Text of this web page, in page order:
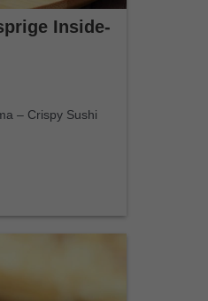
Inside-
– Crispy Sushi